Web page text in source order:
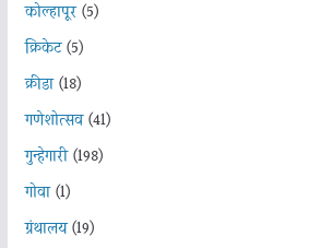
कोल्हापूर(5)
क्रिकेट(5)
क्रीडा(18)
गणेशोत्सव(41)
गुन्हेगारी(198)
गोवा(1)
ग्रंथालय(19)